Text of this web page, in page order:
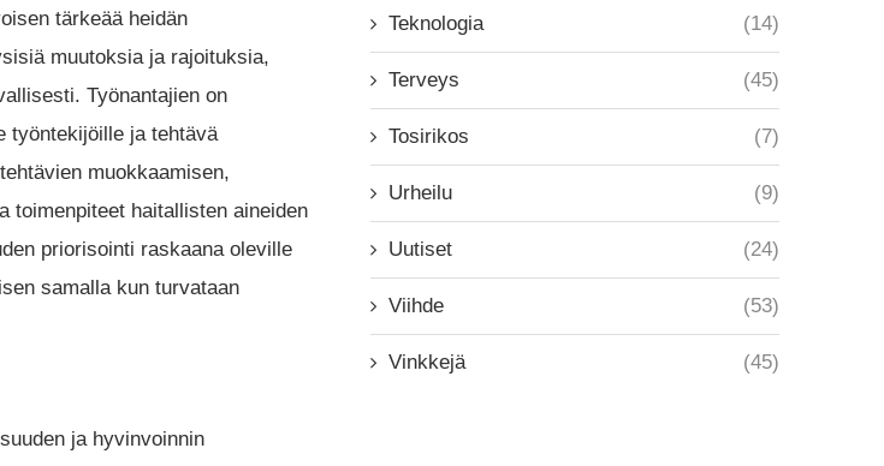
tärkeää heidän
muutoksia ja rajoituksia,
Työnantajien on
työntekijöille ja tehtävä
muokkaamisen,
toimenpiteet haitallisten aineiden
priorisointi raskaana oleville
samalla kun turvataan
ja hyvinvoinnin
Teknologia (14)
Terveys (45)
Tosirikos (7)
Urheilu (9)
Uutiset (24)
Viihde (53)
Vinkkejä (45)